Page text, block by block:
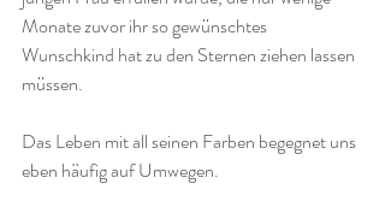
Monate zuvor ihr so gewünschtes
Wunschkind hat zu den Sternen ziehen lassen
müssen.
Das Leben mit all seinen Farben begegnet uns
eben häufig auf Umwegen.